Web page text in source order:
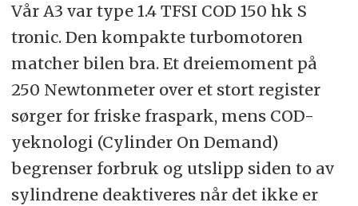
Vår A3 var type 1.4 TFSI COD 150 hk S
tronic. Den kompakte turbomotoren
matcher bilen bra. Et dreiemoment på
250 Newtonmeter over et stort register
sørger for friske fraspark, mens COD-
yeknologi (Cylinder On Demand)
begrenser forbruk og utslipp siden to av
sylindrene deaktiveres når det ikke er